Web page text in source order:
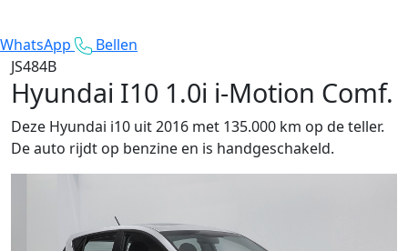
WhatsApp
Bellen
JS484B
Hyundai I10 1.0i i-Motion Comf.
Deze Hyundai i10 uit 2016 met 135.000 km op de teller.
De auto rijdt op benzine en is handgeschakeld.